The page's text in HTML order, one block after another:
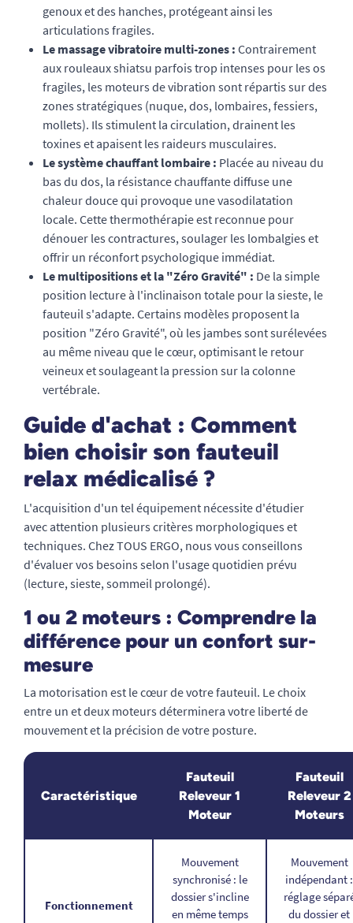
genoux et des hanches, protégeant ainsi les
articulations fragiles.
Le massage vibratoire multi-zones : Contrairement
aux rouleaux shiatsu parfois trop intenses pour les os
fragiles, les moteurs de vibration sont répartis sur des
zones stratégiques (nuque, dos, lombaires, fessiers,
mollets). Ils stimulent la circulation, drainent les
toxines et apaisent les raideurs musculaires.
Le système chauffant lombaire : Placée au niveau du
bas du dos, la résistance chauffante diffuse une
chaleur douce qui provoque une vasodilatation
locale. Cette thermothérapie est reconnue pour
dénouer les contractures, soulager les lombalgies et
offrir un réconfort psychologique immédiat.
Le multipositions et la "Zéro Gravité" : De la simple
position lecture à l'inclinaison totale pour la sieste, le
fauteuil s'adapte. Certains modèles proposent la
position "Zéro Gravité", où les jambes sont surélevées
au même niveau que le cœur, optimisant le retour
veineux et soulageant la pression sur la colonne
vertébrale.
Guide d'achat : Comment
bien choisir son fauteuil
relax médicalisé ?
L'acquisition d'un tel équipement nécessite d'étudier
avec attention plusieurs critères morphologiques et
techniques. Chez TOUS ERGO, nous vous conseillons
d'évaluer vos besoins selon l'usage quotidien prévu
(lecture, sieste, sommeil prolongé).
1 ou 2 moteurs : Comprendre la
différence pour un confort sur-
mesure
La motorisation est le cœur de votre fauteuil. Le choix
entre un et deux moteurs déterminera votre liberté de
mouvement et la précision de votre posture.
Caractéristique
Fauteuil
Releveur 1
Moteur
Fauteuil
Releveur 2
Moteurs
Fonctionnement
Mouvement
synchronisé : le
dossier s'incline
en même temps
Mouvement
indépendant :
réglage
du dossier et